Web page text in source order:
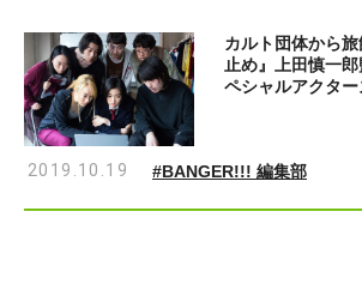
映画評価
カルト団体から
止め』上田慎一
ペシャルアクター
2019.10.19 #BANGER!!! 編集部